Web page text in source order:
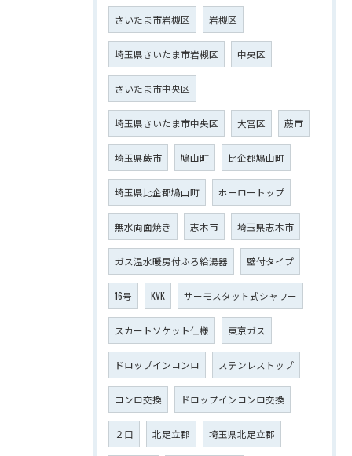
さいたま市岩槻区 岩槻区
埼玉県さいたま市岩槻区 中央区
さいたま市中央区
埼玉県さいたま市中央区 大宮区 蕨市
埼玉県蕨市 鳩山町 比企郡鳩山町
埼玉県比企郡鳩山町 ホーロートップ
無水両面焼き 志木市 埼玉県志木市
ガス温水暖房付ふろ給湯器 壁付タイプ
16号 KVK サーモスタット式シャワー
スカートソケット仕様 東京ガス
ドロップインコンロ ステンレストップ
コンロ交換 ドロップインコンロ交換
２口 北足立郡 埼玉県北足立郡